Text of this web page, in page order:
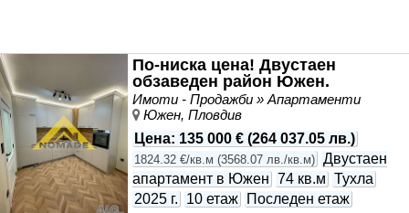
По-ниска цена! Двустаен
обзаведен район Южен.
Имоти - Продажби » Апартаменти
Южен, Пловдив
Цена: 135 000 € (264 037.05 лв.)
1824.32 €/кв.м (3568.07 лв./кв.м) Двустаен
апартамент в Южен 74 кв.м Тухла
2025 г.
10 етаж
Последен етаж